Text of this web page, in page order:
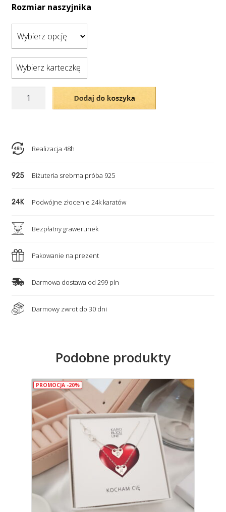
Rozmiar naszyjnika
Wybierz karteczkę
trzy
stópki
grawerunkiem
kryształki
-
Dodaj do koszyka
Realizacja 48h
Biżuteria srebrna próba 925
Podwójne złocenie 24k karatów
Bezpłatny grawerunek
Pakowanie na prezent
Darmowa dostawa od 299 pln
Darmowy zwrot do 30 dni
Podobne produkty
PROMOCJA -20%